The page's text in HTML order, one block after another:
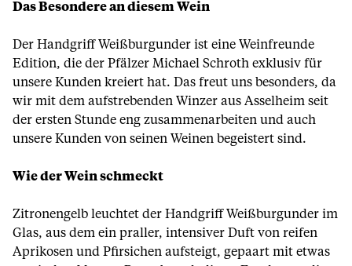
Das Besondere an diesem Wein
Der Handgriff Weißburgunder ist eine Weinfreunde
Edition, die der Pfälzer Michael Schroth exklusiv für
unsere Kunden kreiert hat. Das freut uns besonders, da
wir mit dem aufstrebenden Winzer aus Asselheim seit
der ersten Stunde eng zusammenarbeiten und auch
unsere Kunden von seinen Weinen begeistert sind.
Wie der Wein schmeckt
Zitronengelb leuchtet der Handgriff Weißburgunder im
Glas, aus dem ein praller, intensiver Duft von reifen
Aprikosen und Pfirsichen aufsteigt, gepaart mit etwas